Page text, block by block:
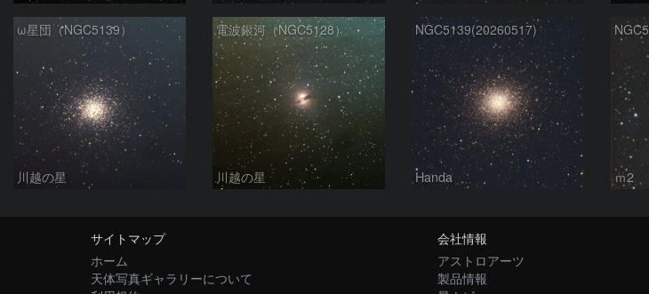
ω星団（NGC5139）
川越の星
電波銀河（NGC5128）
川越の星
NGC5139(20260517)
Handa ｍ2
サイトマップ
ホーム
天体写真ギャラリーについて
会社情報
アストロアーツ
製品情報